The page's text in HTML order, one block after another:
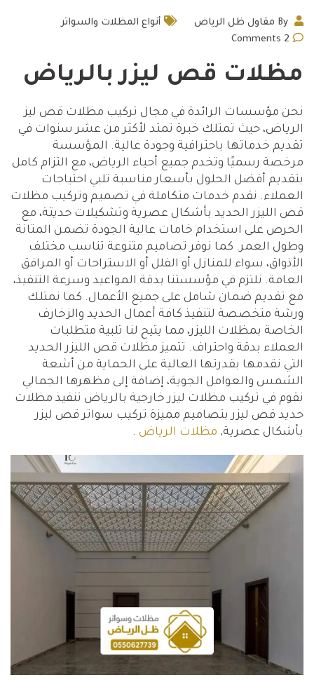
By مقاول ظل الرياض
أنواع المظلات والسواتر
2
Comments
مظلات قص ليزر بالرياض
نحن مؤسسات الرائدة في مجال تركيب مظلات قص ليز
الرياض، حيث تمتلك خبرة تمتد لأكثر من عشر سنوات في
تقديم خدماتها باحترافية وجودة عالية. المؤسسة
مرخصة رسميًا وتخدم جميع أحياء الرياض، مع التزام كامل
بتقديم أفضل الحلول بأسعار مناسبة تلبي احتياجات
العملاء. نقدم خدمات متكاملة في تصميم وتركيب مظلات
قص الليزر الحديد بأشكال عصرية وتشكيلات حديثة، مع
الحرص على استخدام خامات عالية الجودة تضمن المتانة
وطول العمر. كما نوفر تصاميم متنوعة تناسب مختلف
الأذواق، سواء للمنازل أو الفلل أو الاستراحات أو المرافق
العامة. نلتزم في مؤسستنا بدقة المواعيد وسرعة التنفيذ،
مع تقديم ضمان شامل على جميع الأعمال. كما نمتلك
ورشة متخصصة لتنفيذ كافة أعمال الحديد والزخارف
الخاصة بمظلات الليزر، مما يتيح لنا تلبية متطلبات
العملاء بدقة واحتراف. تتميز مظلات قص الليزر الحديد
التي نقدمها بقدرتها العالية على الحماية من أشعة
الشمس والعوامل الجوية، إضافة إلى مظهرها الجمالي
نقوم في تركيب مظلات ليزر خارجية بالرياض تنفيذ مظلات
حديد قص ليزر بتصاميم مميزة تركيب سواتر قص ليزر
بأشكال عصرية, مظلات الرياض .